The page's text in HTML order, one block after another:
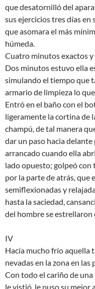
que desatornilló del
sus ejercicios tres días en
que asomara el más
húmeda.
Cuatro minutos exactos y
Dos minutos estuvo ella
simulando el tiempo que
armario de limpieza lo
Entró en el baño con el
ligeramente la cortina de
champú, de tal manera
dar un paso hacia
arrancado cuando ella
lado opuesto; golpeó con
por la parte de atrás, que
semiflexionadas y
hasta la saciedad,
del hombre se
IV
Hacía mucho frío aquella
nevadas en la zona en las
Con todo el cariño de una
le vistió, le puso su mejor